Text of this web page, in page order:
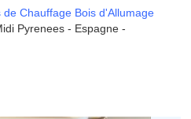
Chauffage Bois d'Allumage
Pyrenees - Espagne -